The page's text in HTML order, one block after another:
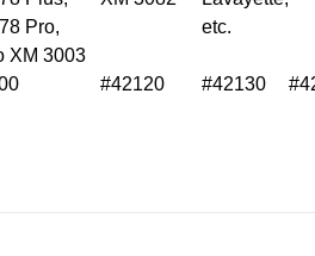
Pro,
XM 3003
etc.
#42120 #42130